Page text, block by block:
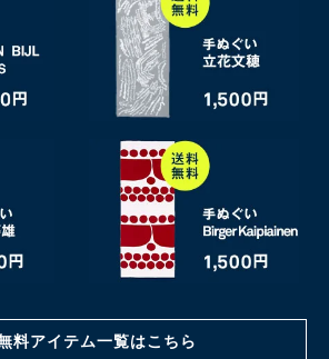
料アイテム一覧はこちら